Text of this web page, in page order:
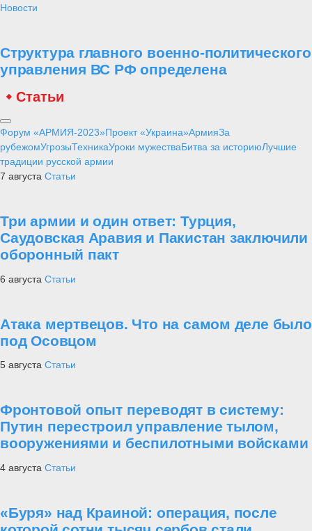
Новости
Структура главного военно-политического
управления ВС РФ определена
Статьи
Форум «АРМИЯ-2023»Проект «Украина»АрмияЗа
рубежомУгрозыТехникаУроки мужестваБитва за историюЛучшие
традиции русской армии
7 августа Статьи
Три армии и один ответ: Турция,
Саудовская Аравия и Пакистан заключили
оборонный пакт
6 августа Статьи
Атака мертвецов. Что на самом деле было
под Осовцом
5 августа Статьи
Фронтовой опыт переводят в систему:
Путин перестроил управление тылом,
вооружениями и беспилотными войсками
4 августа Статьи
«Буря» над Краиной: операция, после